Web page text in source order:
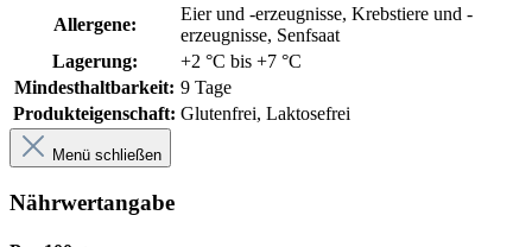
Allergene:
Eier und -erzeugnisse, Krebstiere und -
erzeugnisse, Senfsaat
Lagerung:
+2 °C bis +7 °C
Mindesthaltbarkeit: 9 Tage
Produkteigenschaft: Glutenfrei, Laktosefrei
Menü schließen
Nährwertangabe